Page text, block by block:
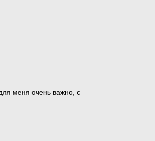
меня очень важно, с